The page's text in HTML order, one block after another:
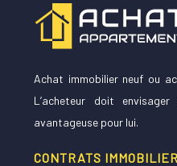
Achat immobilier neuf ou
L’acheteur doit
avantageuse pour lui.
CONTRATS